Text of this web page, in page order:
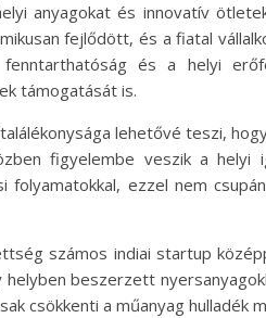
anyagokat és innovatív
fejlődött, és a fiatal
és a helyi
támogatását is.
lehetővé teszi,
figyelembe veszik a
folyamatokkal, ezzel nem
számos indiai startup
beszerzett
csökkenti a műanyag